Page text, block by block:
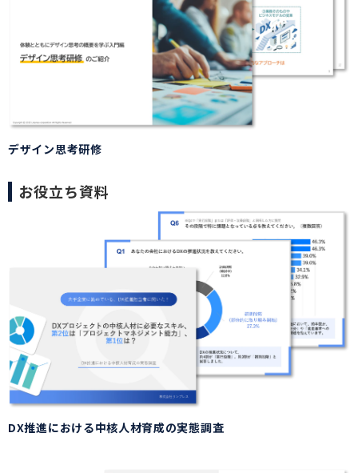
デザイン思考研修
お役立ち資料
DX推進における中核人材育成の実態調査